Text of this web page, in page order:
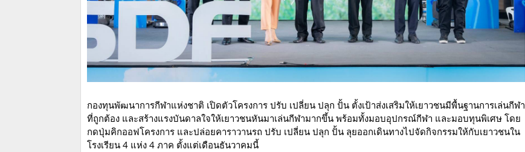
กองทุนพัฒนาการกีฬาแห่งชาติ เปิดตัวโครงการ ปรับ เปลี่ยน ปลุก ปั้น ตั้งเป้าส่งเสริมให้เยาวชนมีพื้นฐานการเล่นกีฬา
ที่ถูกต้อง และสร้างแรงบันดาลใจให้เยาวชนหันมาเล่นกีฬามากขึ้น พร้อมทั้งมอบอุปกรณ์กีฬา และมอบทุนพิเศษ โดย
กดปุ่มคิกออฟโครงการ และปล่อยคาราวานรถ ปรับ เปลี่ยน ปลุก ปั้น ลุยออกเดินทางไปจัดกิจกรรมให้กับเยาวชนใน
โรงเรียน 4 แห่ง 4 ภาค ตั้งแต่เดือนธันวาคมนี้